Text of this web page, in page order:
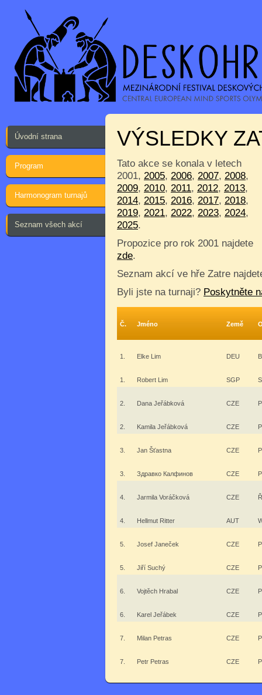
Úvodní strana
Program
Harmonogram turnajů
Seznam všech akcí
VÝSLEDKY
Tato akce se konala v letech
2001, 2005, 2006, 2007, 2008,
2009, 2010, 2011, 2012, 2013,
2014, 2015, 2016, 2017, 2018,
2019, 2021, 2022, 2023, 2024,
2025.
Propozice pro rok 2001 najdete
zde.
Seznam akcí ve hře Zatre
Byli jste na turnaji? Poskytněte
Č. Jméno Země
1. Elke Lim DEU
1. Robert Lim SGP
2. Dana Jeřábková CZE
2. Kamila Jeřábková CZE
3. Jan Šťastna CZE
3. Здравко Калфинов CZE
4. Jarmila Voráčková CZE
4. Hellmut Ritter AUT
5. Josef Janeček CZE
5. Jiří Suchý CZE
6. Vojtěch Hrabal CZE
6. Karel Jeřábek CZE
7. Milan Petras CZE
7. Petr Petras CZE